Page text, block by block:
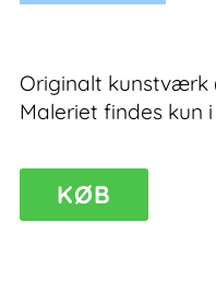
Originalt kunstværk
Maleriet findes kun
Endure
I
KØB